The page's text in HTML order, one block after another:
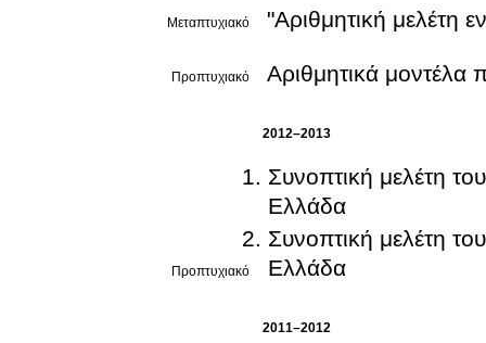
Μεταπτυχιακό "Αριθμητική μελέτη
Προπτυχιακό Αριθμητικά μοντέλα
2012–2013
Προπτυχιακό
Συνοπτική μελέτη
Ελλάδα
Συνοπτική μελέτη
Ελλάδα
2011–2012